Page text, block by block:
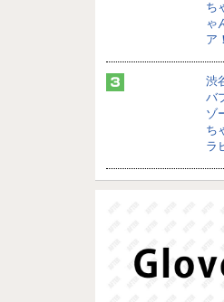
ち
ゃ
ア！
渋
バ
ゾ
ち
ラ